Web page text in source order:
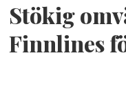
Stökig
Finnlines